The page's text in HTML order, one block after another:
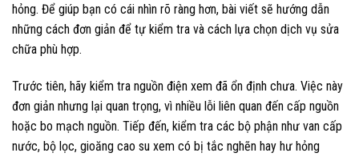
hỏng. Để giúp bạn có cái nhìn rõ ràng hơn, bài viết sẽ hướng dẫn
những cách đơn giản để tự kiểm tra và cách lựa chọn dịch vụ sửa
chữa phù hợp.
Trước tiên, hãy kiểm tra nguồn điện xem đã ổn định chưa. Việc này
đơn giản nhưng lại quan trọng, vì nhiều lỗi liên quan đến cấp nguồn
hoặc bo mạch nguồn. Tiếp đến, kiểm tra các bộ phận như van cấp
nước, bộ lọc, gioăng cao su xem có bị tắc nghẽn hay hư hỏng